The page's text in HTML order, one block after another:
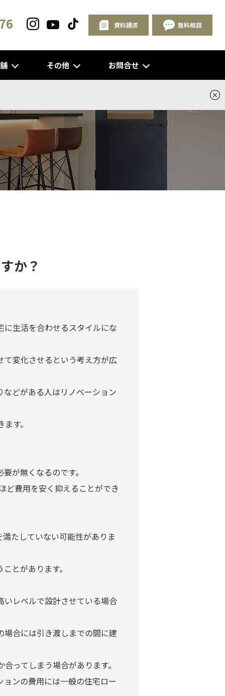
資料請求 無料相談
その他 お問合せ
か？
生活を合わせるスタイルにな
て変化させるという考え方が広
どがある人はリノベーション
す。
が無くなるのです。
ど費用を安く抑えることができ
たしていない可能性がありま
とがあります。
いレベルで設計させている場合
合には引き渡しまでの間に建
ってしまう場合があります。
ンの費用には一般の住宅ロー